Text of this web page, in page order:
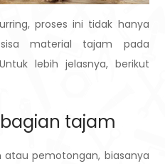
proses ini tidak hanya
sisa material tajam pada
lebih jelasnya, berikut
tajam
atau pemotongan, biasanya